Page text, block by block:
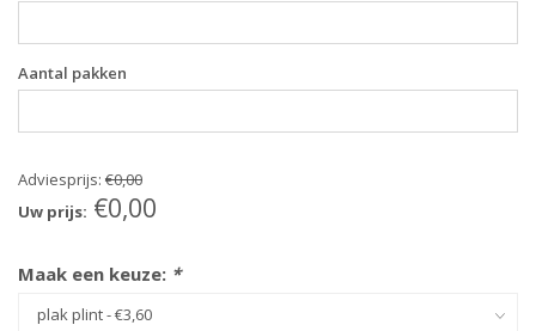
Aantal pakken
Adviesprijs: €0,00
Uw prijs: €0,00
Maak een keuze: *